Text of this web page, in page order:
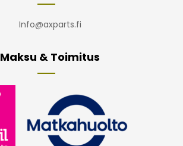
Info@axparts.fi
Maksu & Toimitus